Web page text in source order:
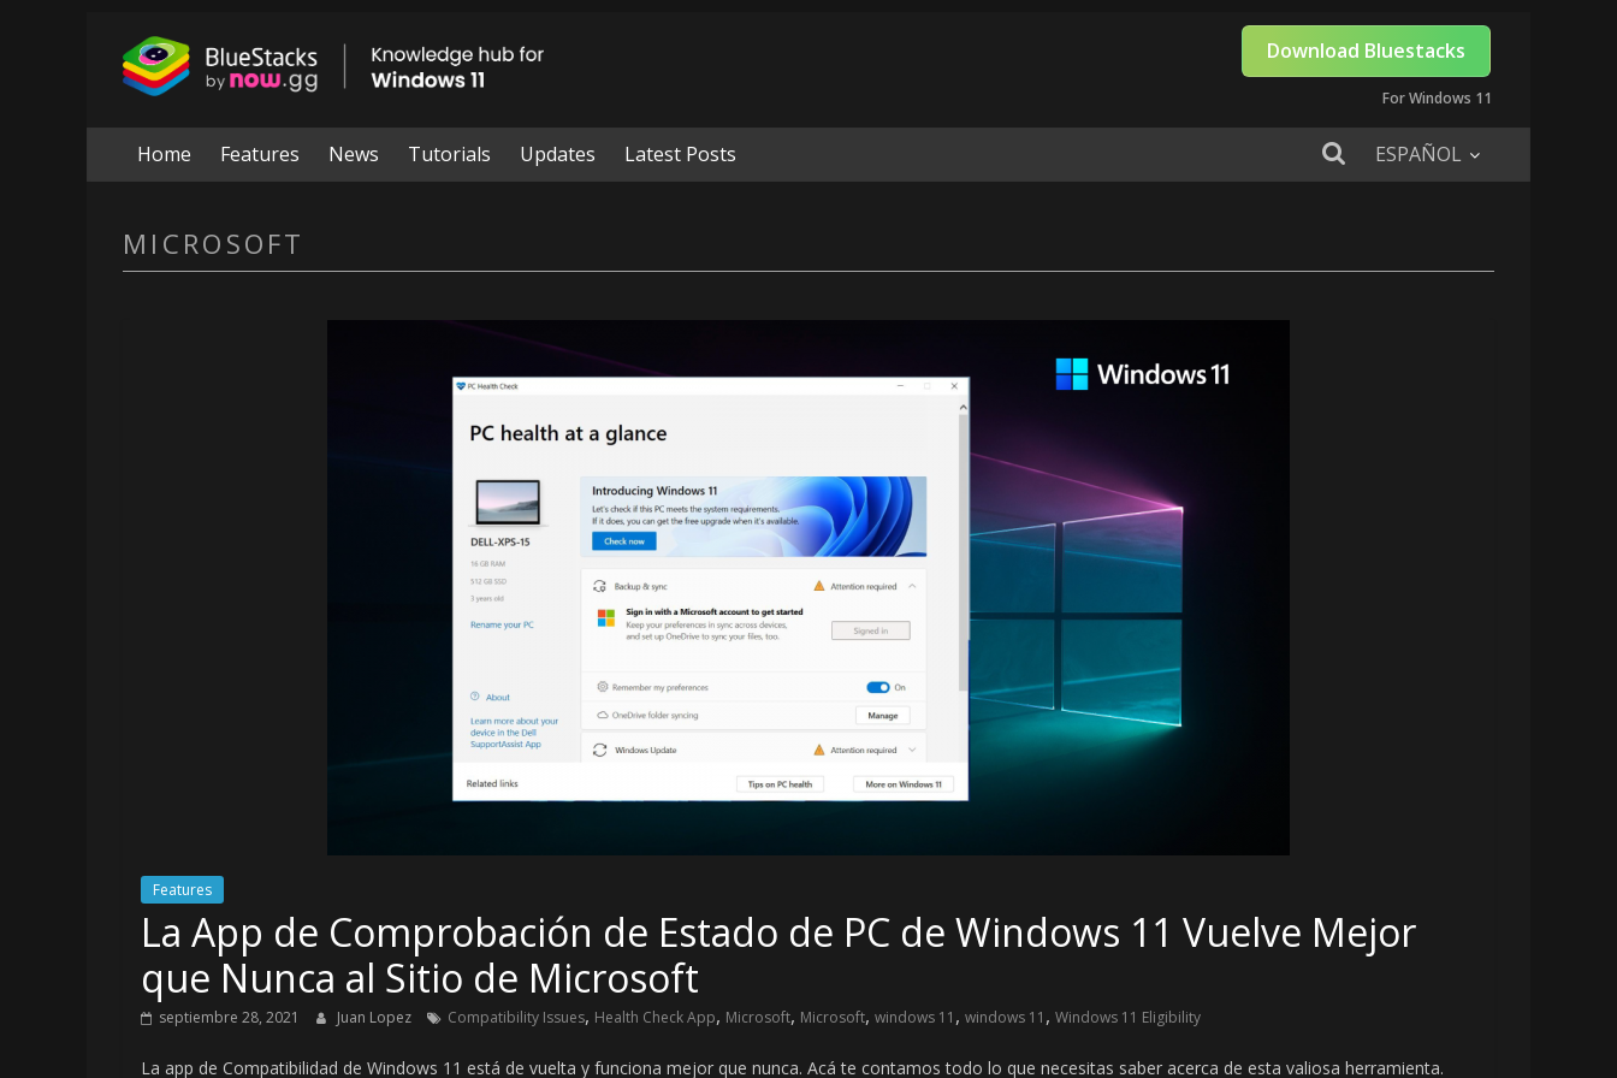
content
BlueStacks
Knowledge
for
Download Bluestacks
For Windows 11
Home ESPAÑOL
Features News Tutorials Updates Latest Posts
MICROSOFT
Features
La App de Comprobación de Estado de PC de Windows 11 Vuelve Mejor
que Nunca al Sitio de Microsoft
septiembre 28, 2021 Juan Lopez Compatibility Issues, Health Check App, Microsoft, Microsoft, windows 11 , windows 11 , Windows 11 Eligibility
La app de Compatibilidad de Windows 11 está de vuelta y funciona mejor que nunca. Acá te contamos todo lo que necesitas saber acerca de esta valiosa herramienta.